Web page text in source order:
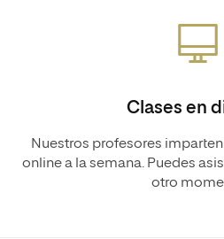
Clases en
Nuestros profesores
online a la semana. Puedes
otro